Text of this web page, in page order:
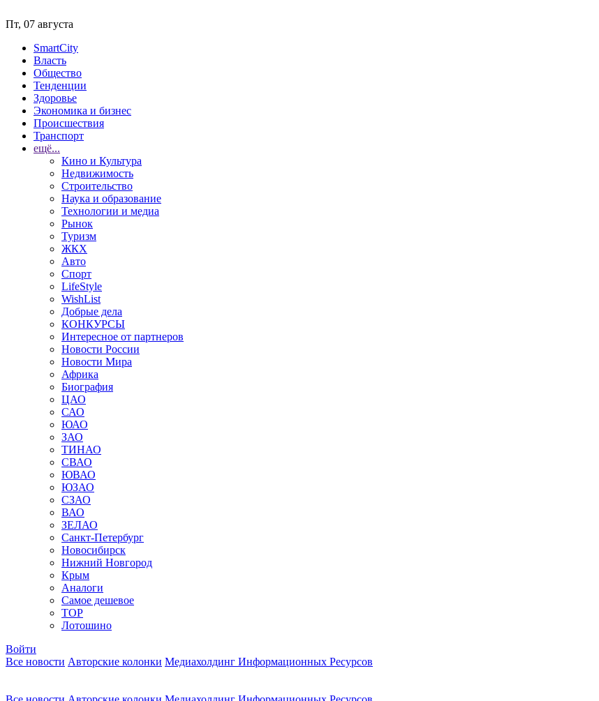
Пт, 07 августа
SmartCity
Власть
Общество
Тенденции
Здоровье
Экономика и бизнес
Происшествия
Транспорт
ещё...
Кино и Культура
Недвижимость
Строительство
Наука и образование
Технологии и медиа
Рынок
Туризм
ЖКХ
Авто
Спорт
LifeStyle
WishList
Добрые дела
КОНКУРСЫ
Интересное от партнеров
Новости России
Новости Мира
Африка
Биография
ЦАО
САО
ЮАО
ЗАО
ТИНАО
СВАО
ЮВАО
ЮЗАО
СЗАО
ВАО
ЗЕЛАО
Санкт-Петербург
Новосибирск
Нижний Новгород
Крым
Аналоги
Самое дешевое
TOP
Лотошино
Войти
Все новости Авторские колонки Медиахолдинг Информационных Ресурсов